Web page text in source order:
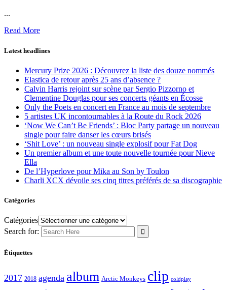
...
Read More
Latest headlines
Mercury Prize 2026 : Découvrez la liste des douze nommés
Elastica de retour après 25 ans d’absence ?
Calvin Harris rejoint sur scène par Sergio Pizzorno et
Clementine Douglas pour ses concerts géants en Écosse
Only the Poets en concert en France au mois de septembre
5 artistes UK incontournables à la Route du Rock 2026
‘Now We Can’t Be Friends’ : Bloc Party partage un nouveau
single pour faire danser les cœurs brisés
‘Shit Love’ : un nouveau single explosif pour Fat Dog
Un premier album et une toute nouvelle tournée pour Nieve
Ella
De l’Hyperlove pour Mika au Son by Toulon
Charli XCX dévoile ses cinq titres préférés de sa discographie
Catégories
Catégories
Search for:
Étiquettes
2017 2018 agenda album Arctic Monkeys clip coldplay